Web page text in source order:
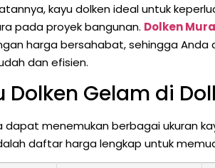
kayu dolken ideal untuk
pada proyek bangunan. Dolken
harga bersahabat, sehingga
dan efisien.
Dolken Gelam di
dapat menemukan berbagai ukuran
daftar harga lengkap untuk